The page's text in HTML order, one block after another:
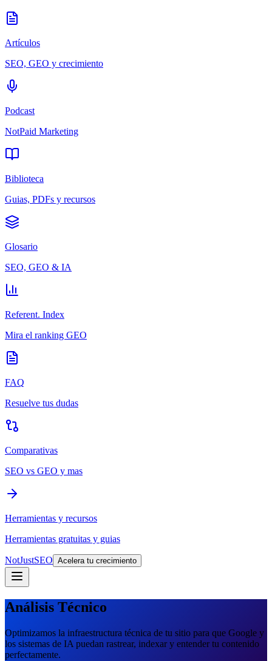
Artículos
SEO, GEO y crecimiento
Podcast
NotPaid Marketing
Biblioteca
Guias, PDFs y recursos
Glosario
SEO, GEO & IA
Referent. Index
Mira el ranking GEO
FAQ
Resuelve tus dudas
Comparativas
SEO vs GEO y mas
Herramientas y recursos
Herramientas gratuitas y guias
NotJustSEO Acelera tu crecimiento
Análisis Técnico
Optimizamos la infraestructura técnica de tu sitio para que Google y
los sistemas de IA puedan rastrear, indexar y entender tu contenido
perfectamente.